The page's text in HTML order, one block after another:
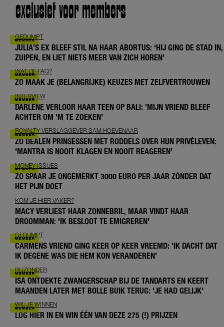
exclusief voor members
GEDUMPT
JULIA’S EX BLEEF STIL NA HAAR ABORTUS: ‘HIJ GING DE STAD IN,
ZUIPEN, EN LIET NIETS MEER VAN ZICH HOREN’
WAT DE FAQ?
ZO MAAK JE (BELANGRIJKE) KEUZES MET ZELFVERTROUWEN
INTERVIEW
DARLENE VERLOOR HAAR TEEN OP BALI: 'MIJN VRIEND BLEEF
ACHTER OM 'M TE ZOEKEN'
ROYALTY VERSLAGGEVER SAM HOEVENAAR
ZO DEALEN PRINSESSEN MET RODDELS OVER HUN PRIVÉLEVEN:
'MANTRA IS NOOIT KLAGEN EN NOOIT REAGEREN'
MONEY ISSUES
ZO SPAAR JE ONGEMERKT 3000 EURO PER JAAR ZÓNDER DAT
HET PIJN DOET
KOM JE HIER VAKER?
MACY VERLIEST HAAR ZONNEBRIL, MAAR VINDT HAAR
DROOMMAN: 'IK BESLOOT TE EMIGREREN'
GEDUMPT
CARMENS VRIEND GING KEER OP KEER VREEMD: 'IK DACHT DAT
IK DEGENE WAS DIE HEM KON VERANDEREN'
BIJZONDER
ISA ONTDEKTE ZWANGERSCHAP BIJ DE TANDARTS EN KEERT
MAANDEN LATER MET BOLLE BUIK TERUG: 'JE HAD GELIJK'
WIL JE WINNEN
LOG HIER IN EN WIN ÉÉN VAN DEZE 275 (!) PRIJZEN